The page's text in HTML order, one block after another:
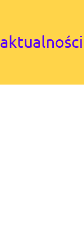
aktualności